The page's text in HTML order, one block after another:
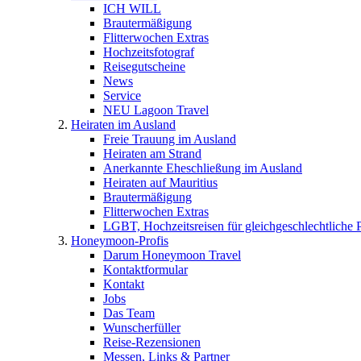
ICH WILL
Brautermäßigung
Flitterwochen Extras
Hochzeitsfotograf
Reisegutscheine
News
Service
NEU Lagoon Travel
Heiraten im Ausland
Freie Trauung im Ausland
Heiraten am Strand
Anerkannte Eheschließung im Ausland
Heiraten auf Mauritius
Brautermäßigung
Flitterwochen Extras
LGBT, Hochzeitsreisen für gleichgeschlechtliche
Honeymoon-Profis
Darum Honeymoon Travel
Kontaktformular
Kontakt
Jobs
Das Team
Wunscherfüller
Reise-Rezensionen
Messen, Links & Partner